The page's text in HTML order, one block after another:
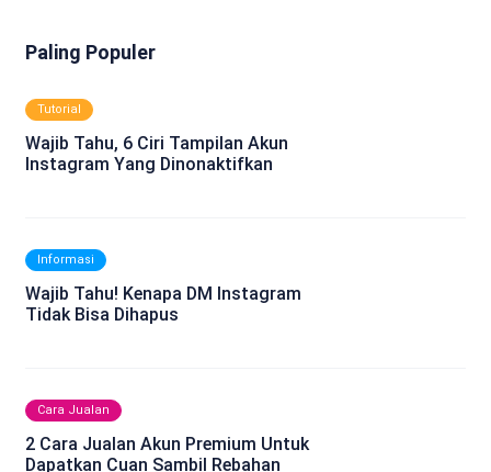
Paling Populer
Tutorial
Wajib Tahu, 6 Ciri Tampilan Akun
Instagram Yang Dinonaktifkan
Informasi
Wajib Tahu! Kenapa DM Instagram
Tidak Bisa Dihapus
Cara Jualan
2 Cara Jualan Akun Premium Untuk
Dapatkan Cuan Sambil Rebahan